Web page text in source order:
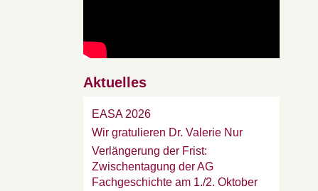
Aktuelles
EASA 2026
Wir gratulieren Dr. Valerie Nur
Verlängerung der Frist:
Zwischentagung der AG
Fachgeschichte am 1./2. Oktober